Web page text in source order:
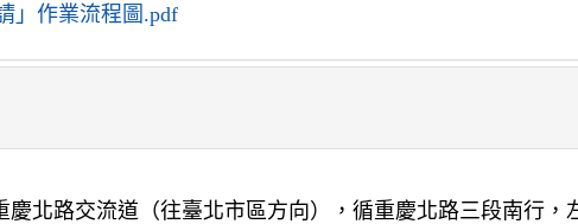
」作業流程圖.pdf
慶北路交流道（往臺北市區方向），循重慶北路三段南行